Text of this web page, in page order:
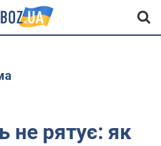
не рятує: як